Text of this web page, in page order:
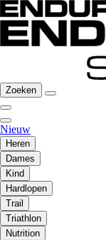
Zoeken
Nieuw
Heren
Dames
Kind
Hardlopen
Trail
Triathlon
Nutrition